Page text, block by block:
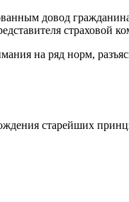
довод
страховой
на ряд норм,
старейших